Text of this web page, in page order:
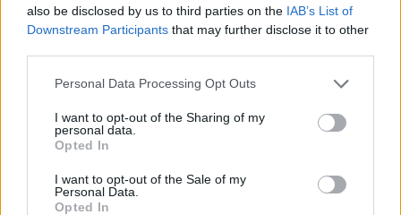
also be disclosed by us to third parties on the IAB’s List of
Downstream Participants that may further disclose it to other
Personal Data Processing Opt Outs
I want to opt-out of the Sharing of my
personal data.
Opted In
I want to opt-out of the Sale of my
Personal Data.
Opted In